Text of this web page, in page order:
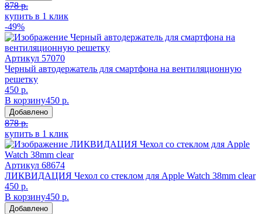
878 р.
купить в 1 клик
-49%
Артикул 57070
Черный автодержатель для смартфона на вентиляционную
решетку
450 р.
В корзину450 р.
Добавлено
878 р.
купить в 1 клик
Артикул 68674
ЛИКВИДАЦИЯ Чехол со стеклом для Apple Watch 38mm clear
450 р.
В корзину450 р.
Добавлено